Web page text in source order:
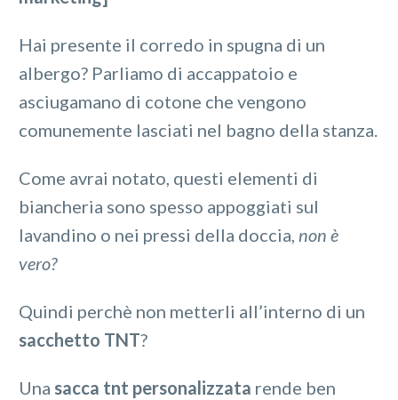
Hai presente il corredo in spugna di un
albergo? Parliamo di accappatoio e
asciugamano di cotone che vengono
comunemente lasciati nel bagno della stanza.
Come avrai notato, questi elementi di
biancheria sono spesso appoggiati sul
lavandino o nei pressi della doccia, non è
vero?
Quindi perchè non metterli all’interno di un
sacchetto TNT?
Una sacca tnt personalizzata rende ben